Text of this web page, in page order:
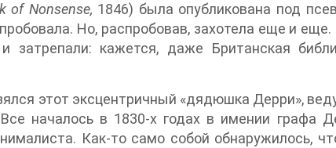
of Nonsense, 1846) была опубликована под
Но, распробовав, захотела еще и
затрепали: кажется, даже Британская
этот эксцентричный «дядюшка Дерри»,
началось в 1830-х годах в имении графа
Как-то само собой обнаружилось,